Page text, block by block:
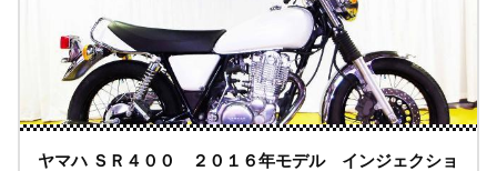
ヤマハ ＳＲ４００ ２０１６年モデル インジェクショ